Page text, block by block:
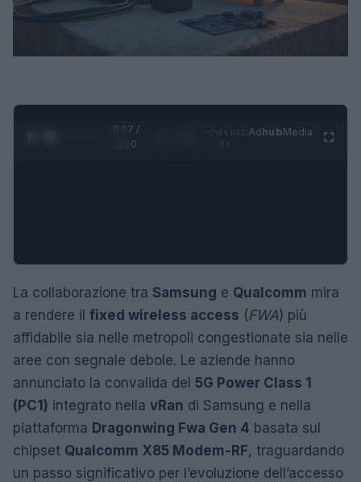
0:28 /
1:20
AdhubMedia
La collaborazione tra Samsung e Qualcomm mira
a rendere il fixed wireless access (FWA) più
affidabile sia nelle metropoli congestionate sia nelle
aree con segnale debole. Le aziende hanno
annunciato la convalida del 5G Power Class 1
(PC1) integrato nella vRan di Samsung e nella
piattaforma Dragonwing Fwa Gen 4 basata sul
chipset Qualcomm X85 Modem-RF, traguardando
un passo significativo per l’evoluzione dell’accesso